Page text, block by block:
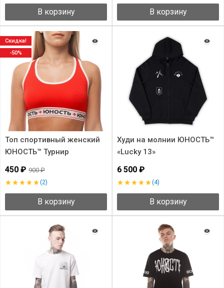
В корзину В корзину
Топ спортивный женский
ЮНОСТЬ™ Турнир
450 ₽ 900 ₽
(2)
В корзину
Скидка!
-50%
Худи на молнии ЮНОСТЬ™
«Lucky 13»
6 500 ₽
(4)
В корзину